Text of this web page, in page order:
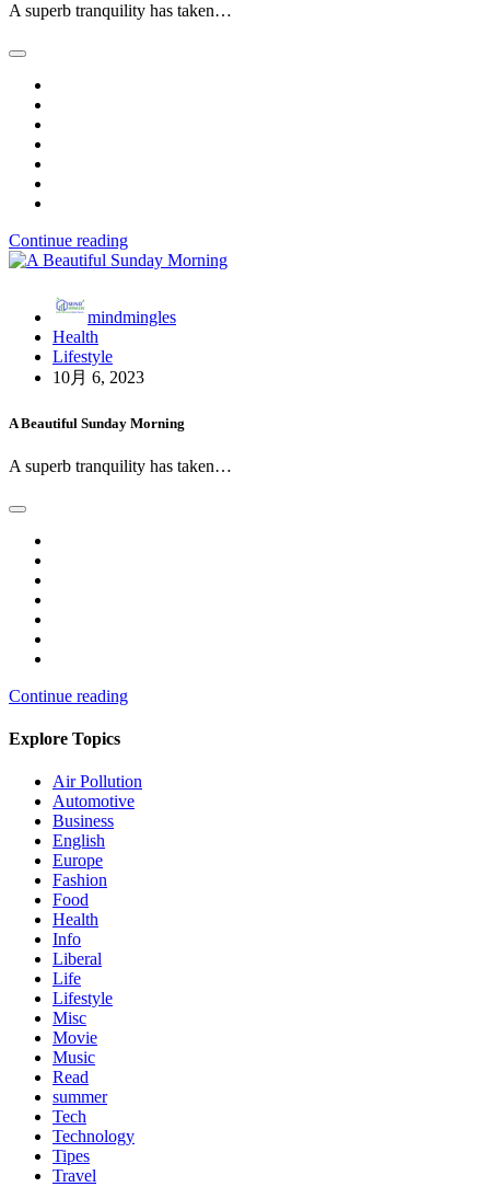
A superb tranquility has taken…
Continue reading
mindmingles
Health
Lifestyle
10月 6, 2023
A Beautiful Sunday Morning
A superb tranquility has taken…
Continue reading
Explore Topics
Air Pollution
Automotive
Business
English
Europe
Fashion
Food
Health
Info
Liberal
Life
Lifestyle
Misc
Movie
Music
Read
summer
Tech
Technology
Tipes
Travel